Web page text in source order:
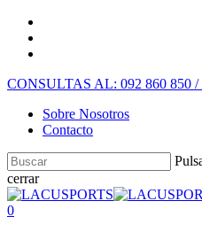
CONSULTAS AL: 092 860 850 /
Sobre Nosotros
Contacto
cerrar
0